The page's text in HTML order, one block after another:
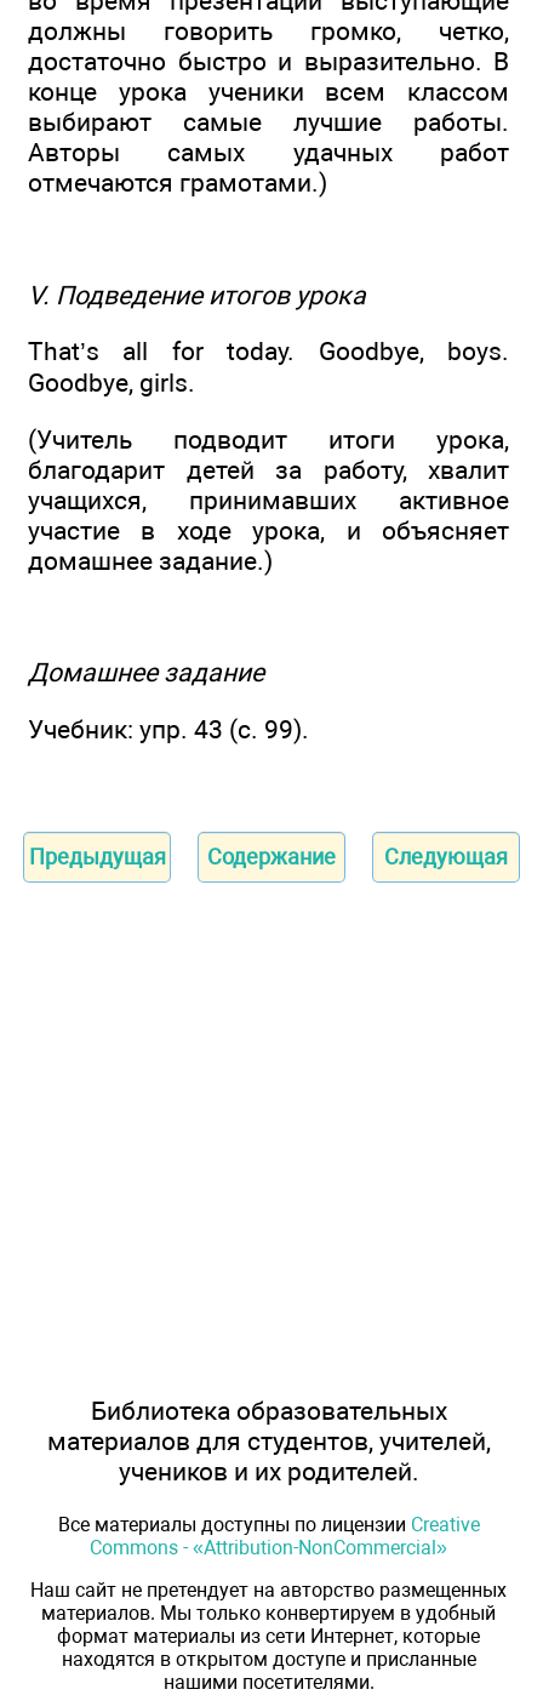
должны говорить громко, четко,
достаточно быстро и выразительно. В
конце урока ученики всем классом
выбирают самые лучшие работы.
Авторы самых удачных работ
отмечаются грамотами.)
V. Подведение итогов урока
That’s all for today. Goodbye, boys.
Goodbye, girls.
(Учитель подводит итоги урока,
благодарит детей за работу, хвалит
учащихся, принимавших активное
участие в ходе урока, и объясняет
домашнее задание.)
Домашнее задание
Учебник: упр. 43 (с. 99).
Предыдущая Содержание Следующая
Библиотека образовательных
материалов для студентов, учителей,
учеников и их родителей.
Все материалы доступны по лицензии Creative
Commons - «Attribution-NonCommercial»
Наш сайт не претендует на авторство размещенных
материалов. Мы только конвертируем в удобный
формат материалы из сети Интернет, которые
находятся в открытом доступе и присланные
нашими посетителями.